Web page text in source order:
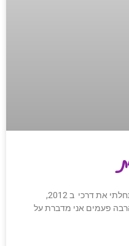
זה לא סוד שאני מטפלת צעירה, התחלתי את דרכי ב 2012,
פעמים אני מדברת על